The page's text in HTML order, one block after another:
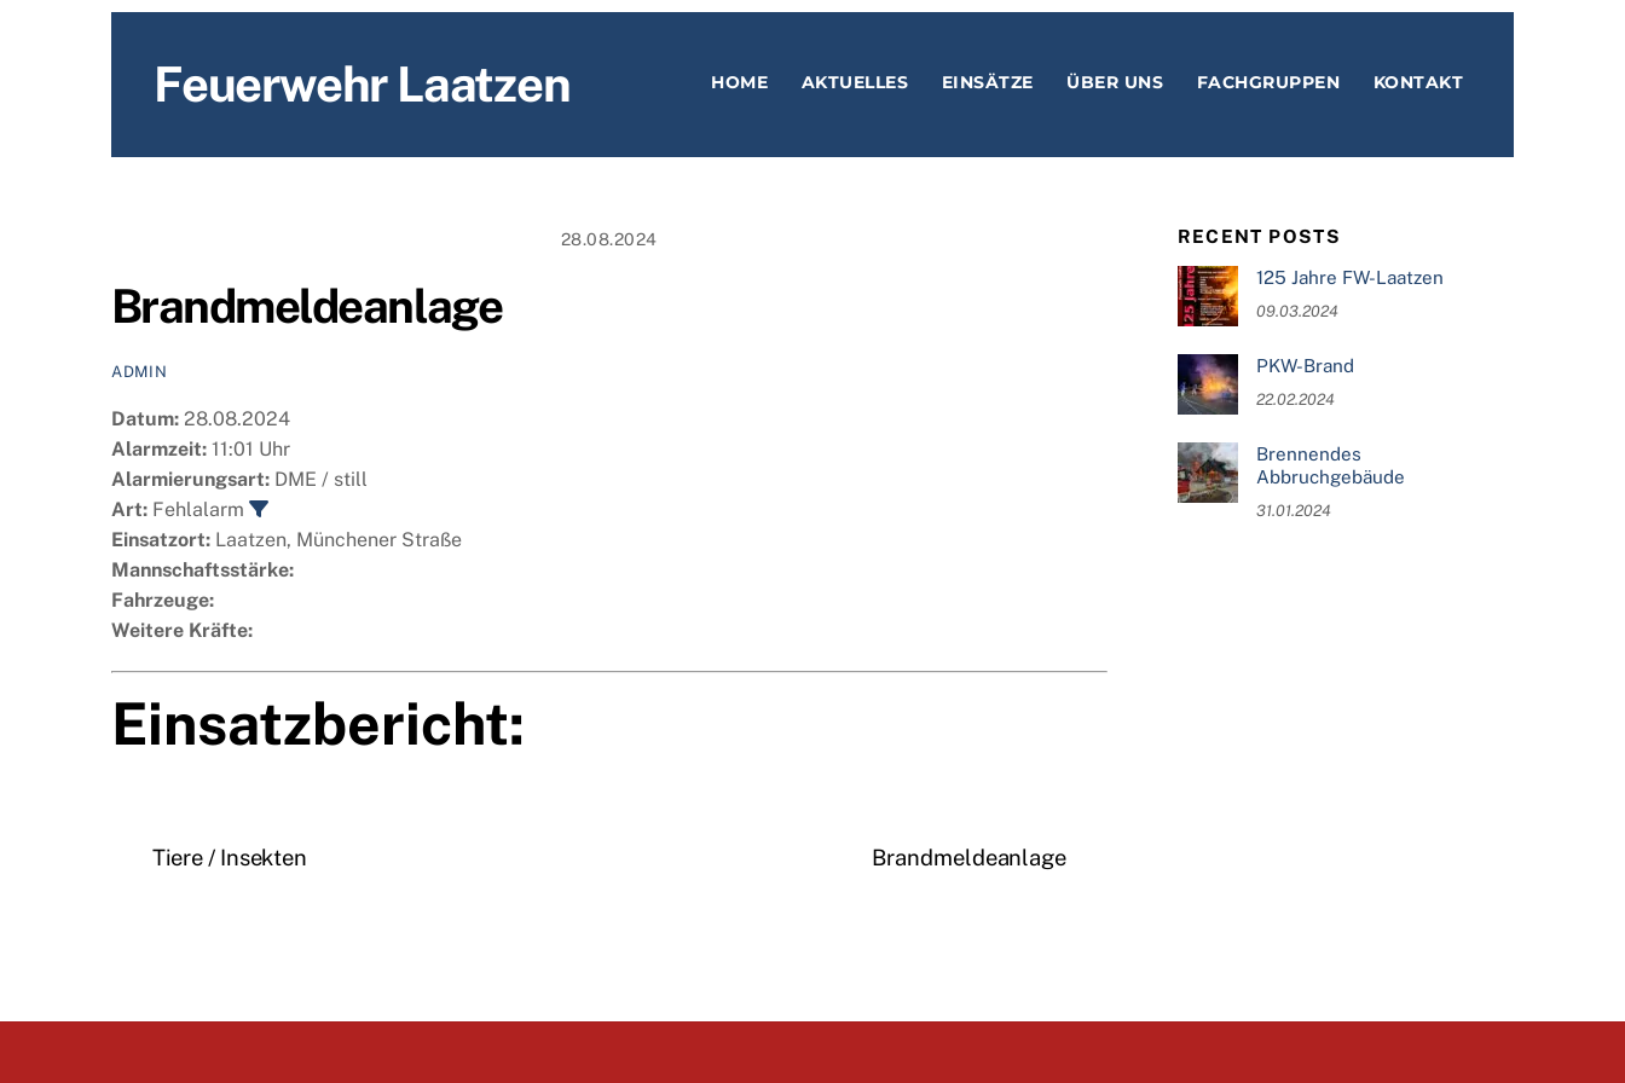
Feuerwehr Laatzen HOME AKTUELLES EINSÄTZE ÜBER UNS FACHGRUPPEN KONTAKT
28.08.2024
Brandmeldeanlage
ADMIN
Datum: 28.08.2024
Alarmzeit: 11:01 Uhr
Alarmierungsart: DME / still
Art: Fehlalarm
Einsatzort: Laatzen, Münchener Straße
Mannschaftsstärke:
Fahrzeuge:
Weitere Kräfte:
Einsatzbericht:
Tiere / Insekten Brandmeldeanlage
RECENT POSTS
125 Jahre FW-Laatzen
09.03.2024
PKW-Brand
22.02.2024
Brennendes
Abbruchgebäude
31.01.2024